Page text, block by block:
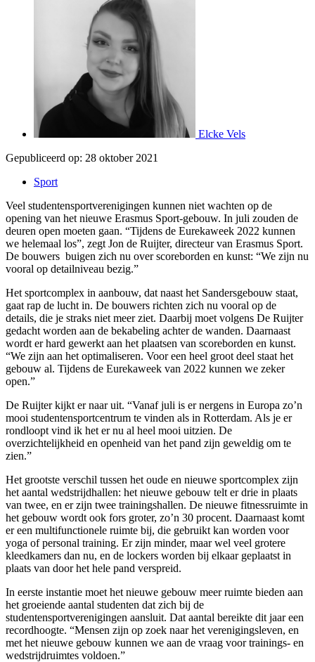
Elcke Vels
Gepubliceerd op: 28 oktober 2021
Sport
Veel studentensportverenigingen kunnen niet wachten op de
opening van het nieuwe Erasmus Sport-gebouw. In juli zouden de
deuren open moeten gaan. “Tijdens de Eurekaweek 2022 kunnen
we helemaal los”, zegt Jon de Ruijter, directeur van Erasmus Sport.
De bouwers buigen zich nu over scoreborden en kunst: “We zijn nu
vooral op detailniveau bezig.”
Het sportcomplex in aanbouw, dat naast het Sandersgebouw staat,
gaat rap de lucht in. De bouwers richten zich nu vooral op de
details, die je straks niet meer ziet. Daarbij moet volgens De Ruijter
gedacht worden aan de bekabeling achter de wanden. Daarnaast
wordt er hard gewerkt aan het plaatsen van scoreborden en kunst.
“We zijn aan het optimaliseren. Voor een heel groot deel staat het
gebouw al. Tijdens de Eurekaweek van 2022 kunnen we zeker
open.”
De Ruijter kijkt er naar uit. “Vanaf juli is er nergens in Europa zo’n
mooi studentensportcentrum te vinden als in Rotterdam. Als je er
rondloopt vind ik het er nu al heel mooi uitzien. De
overzichtelijkheid en openheid van het pand zijn geweldig om te
zien.”
Het grootste verschil tussen het oude en nieuwe sportcomplex zijn
het aantal wedstrijdhallen: het nieuwe gebouw telt er drie in plaats
van twee, en er zijn twee trainingshallen. De nieuwe fitnessruimte in
het gebouw wordt ook fors groter, zo’n 30 procent. Daarnaast komt
er een multifunctionele ruimte bij, die gebruikt kan worden voor
yoga of personal training. Er zijn minder, maar wel veel grotere
kleedkamers dan nu, en de lockers worden bij elkaar geplaatst in
plaats van door het hele pand verspreid.
In eerste instantie moet het nieuwe gebouw meer ruimte bieden aan
het groeiende aantal studenten dat zich bij de
studentensportverenigingen aansluit. Dat aantal bereikte dit jaar een
recordhoogte. “Mensen zijn op zoek naar het verenigingsleven, en
met het nieuwe gebouw kunnen we aan de vraag voor trainings- en
wedstrijdruimtes voldoen.”